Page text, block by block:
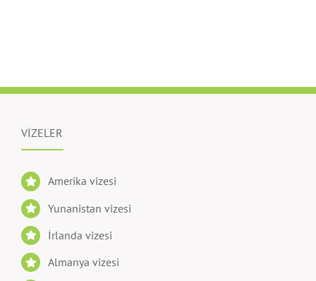
VİZELER
Amerika vizesi
Yunanistan vizesi
İrlanda vizesi
Almanya vizesi